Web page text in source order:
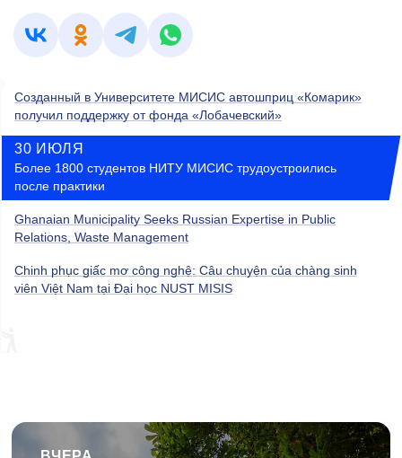
Созданный в Университете МИСИС автошприц «Комарик»
получил поддержку от фонда «Лобачевский»
30 ИЮЛЯ
Более 1800 студентов НИТУ МИСИС трудоустроились
после практики
Ghanaian Municipality Seeks Russian Expertise in Public
Relations, Waste Management
Chinh phục giấc mơ công nghệ: Câu chuyện của chàng sinh
viên Việt Nam tại Đại học NUST MISIS